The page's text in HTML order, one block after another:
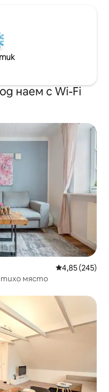
наем с Wi-Fi
Средна
4,85 (245)
място